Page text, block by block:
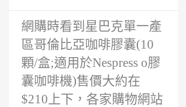
網購時看到星巴克單一產
區哥倫比亞咖啡膠囊(10
顆/盒;適用於Nespress o膠
囊咖啡機)售價大約在
$210上下，各家購物網站